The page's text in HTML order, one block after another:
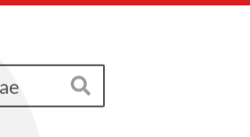
Hae